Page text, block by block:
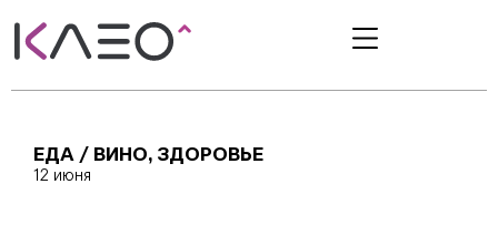
ЕДА / ВИНО, ЗДОРОВЬЕ
12 июня